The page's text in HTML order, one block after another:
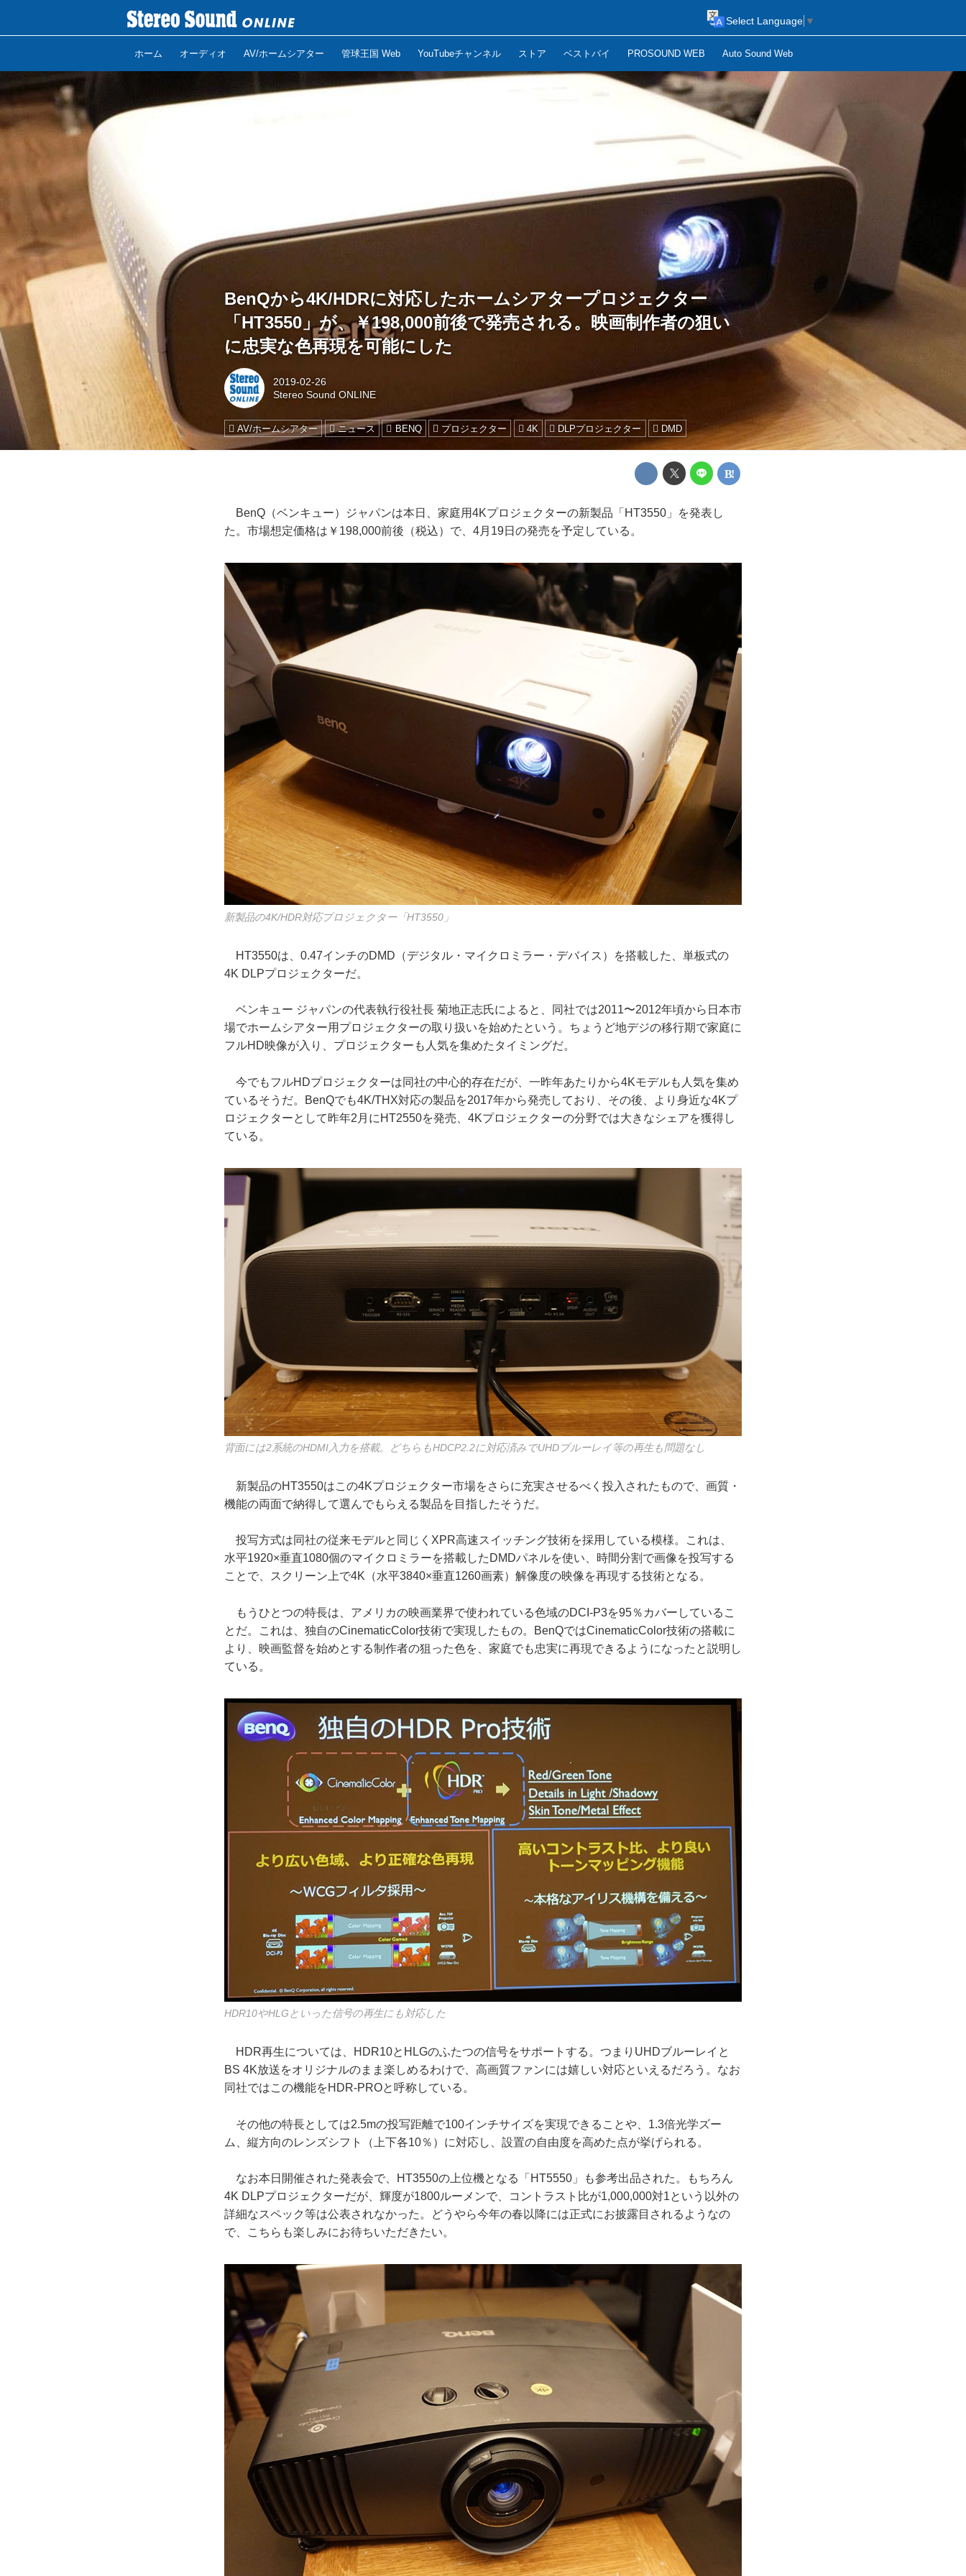
ホーム オーディオ AV/ホームシアター 管球王国 Web YouTubeチャンネル ストア ベストバイ PROSOUND WEB Auto Sound Web
Select Language ▼
BenQから4K/HDRに対応したホームシアタープロジェクター
「HT3550」が、￥198,000前後で発売される。映画制作者の狙い
に忠実な色再現を可能にした
2019-02-26
Stereo Sound ONLINE
AV/ホームシアター ニュース BENQ プロジェクター 4K DLPプロジェクター DMD
BenQ（ベンキュー）ジャパンは本日、家庭用4Kプロジェクターの新製品「HT3550」を発表し
た。市場想定価格は￥198,000前後（税込）で、4月19日の発売を予定している。
新製品の4K/HDR対応プロジェクター「HT3550」
HT3550は、0.47インチのDMD（デジタル・マイクロミラー・デバイス）を搭載した、単板式の
4K DLPプロジェクターだ。
ベンキュー ジャパンの代表執行役社長 菊地正志氏によると、同社では2011〜2012年頃から日本市
場でホームシアター用プロジェクターの取り扱いを始めたという。ちょうど地デジの移行期で家庭に
フルHD映像が入り、プロジェクターも人気を集めたタイミングだ。
今でもフルHDプロジェクターは同社の中心的存在だが、一昨年あたりから4Kモデルも人気を集め
ているそうだ。BenQでも4K/THX対応の製品を2017年から発売しており、その後、より身近な4Kプ
ロジェクターとして昨年2月にHT2550を発売、4Kプロジェクターの分野では大きなシェアを獲得し
ている。
背面には2系統のHDMI入力を搭載。どちらもHDCP2.2に対応済みでUHDブルーレイ等の再生も問題なし
新製品のHT3550はこの4Kプロジェクター市場をさらに充実させるべく投入されたもので、画質・
機能の両面で納得して選んでもらえる製品を目指したそうだ。
投写方式は同社の従来モデルと同じくXPR高速スイッチング技術を採用している模様。これは、
水平1920×垂直1080個のマイクロミラーを搭載したDMDパネルを使い、時間分割で画像を投写する
ことで、スクリーン上で4K（水平3840×垂直1260画素）解像度の映像を再現する技術となる。
もうひとつの特長は、アメリカの映画業界で使われている色域のDCI-P3を95％カバーしているこ
とだ。これは、独自のCinematicColor技術で実現したもの。BenQではCinematicColor技術の搭載に
より、映画監督を始めとする制作者の狙った色を、家庭でも忠実に再現できるようになったと説明し
ている。
HDR10やHLGといった信号の再生にも対応した
HDR再生については、HDR10とHLGのふたつの信号をサポートする。つまりUHDブルーレイと
BS 4K放送をオリジナルのまま楽しめるわけで、高画質ファンには嬉しい対応といえるだろう。なお
同社ではこの機能をHDR-PROと呼称している。
その他の特長としては2.5mの投写距離で100インチサイズを実現できることや、1.3倍光学ズー
ム、縦方向のレンズシフト（上下各10％）に対応し、設置の自由度を高めた点が挙げられる。
なお本日開催された発表会で、HT3550の上位機となる「HT5550」も参考出品された。もちろん
4K DLPプロジェクターだが、輝度が1800ルーメンで、コントラスト比が1,000,000対1という以外の
詳細なスペック等は公表されなかった。どうやら今年の春以降には正式にお披露目されるようなの
で、こちらも楽しみにお待ちいただきたい。